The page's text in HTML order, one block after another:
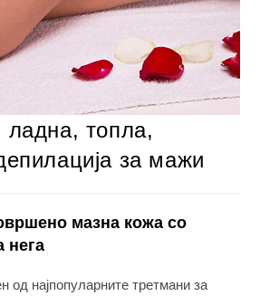
ладна, топла,
за мажи
мазна кожа со
нега
од најпопуларните третмани за